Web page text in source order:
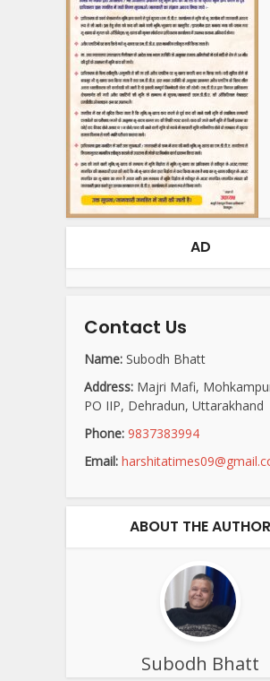
AD
Contact Us
Name: Subodh Bhatt
Address: Majri Mafi,
PO IIP, Dehradun, Uttarakhand
Phone: 9837383994
Email:
ABOUT THE AUTHOR
Subodh Bhatt